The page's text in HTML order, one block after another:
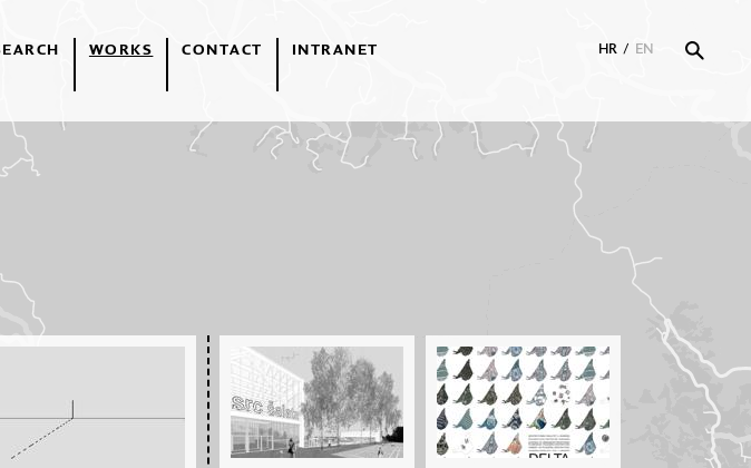
WORKS CONTACT INTRANET HR / EN